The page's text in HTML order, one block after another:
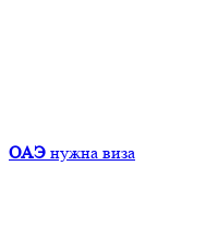
ОАЭ нужна виза